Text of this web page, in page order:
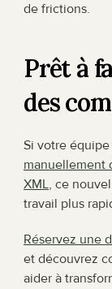
de frictions.
Prêt à
des
Si votre
manuellement
XML, ce
travail plus
Réservez une
et découvrez
aider à